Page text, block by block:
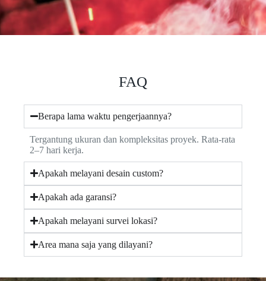
FAQ
Berapa lama waktu pengerjaannya?
Tergantung ukuran dan kompleksitas proyek. Rata-rata
2–7 hari kerja.
Apakah melayani desain custom?
Apakah ada garansi?
Apakah melayani survei lokasi?
Area mana saja yang dilayani?